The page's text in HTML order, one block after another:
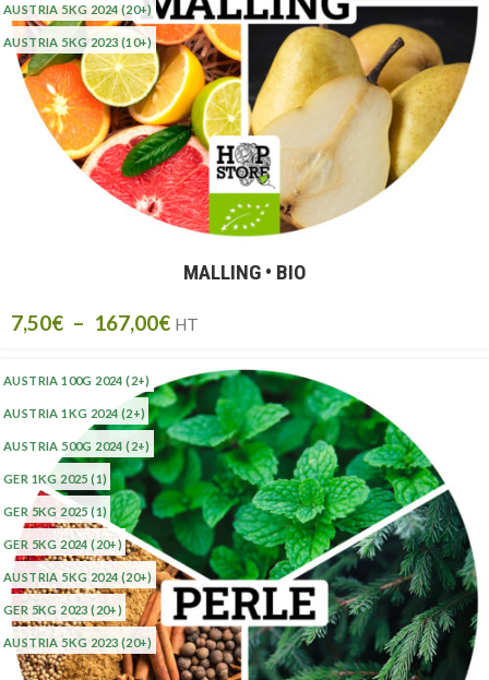
AUSTRIA 5KG 2024 (20+)
AUSTRIA 5KG 2023 (10+)
MALLING • BIO
7,50€ – 167,00€ HT
AUSTRIA 100G 2024(2+)
AUSTRIA 1KG 2024 (2+)
AUSTRIA 500G 2024(2+)
GER 1KG 2025(1)
GER 5KG 2025(1)
GER 5KG 2024(20+)
AUSTRIA 5KG 2024 (20+)
GER 5KG 2023(20+)
AUSTRIA 5KG 2023 (20+)